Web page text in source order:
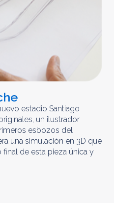
estadio Santiago
un ilustrador
esbozos del
una simulación en 3D que
de esta pieza única y